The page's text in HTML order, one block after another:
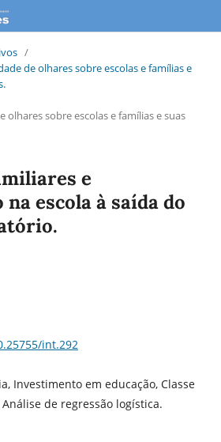
/
de olhares sobre escolas e famílias e
olhares sobre escolas e famílias e suas
e
escola à saída do
int.292
Investimento em educação, Classe
de regressão logística.